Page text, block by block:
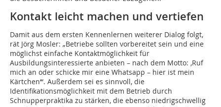
Kontakt leicht machen und vertiefen
Damit aus dem ersten Kennenlernen weiterer Dialog folgt,
rät Jörg Mosler: „Betriebe sollten vorbereitet sein und eine
möglichst einfache Kontaktmöglichkeit für
Ausbildungsinteressierte anbieten – nach dem Motto: ‚Ruf
mich an oder schicke mir eine Whatsapp – hier ist mein
Kärtchen‘“. Außerdem sei es sinnvoll, die
Identifikationsmöglichkeit mit dem Betrieb durch
Schnupperpraktika zu stärken, die ebenso niedrigschwellig